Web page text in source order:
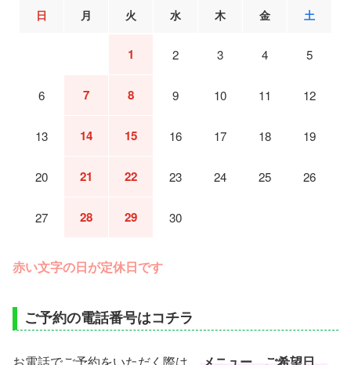
日 月 火 水 木 金 土
1 2 3 4 5
6 7 8 9 10 11 12
13 14 15 16 17 18 19
20 21 22 23 24 25 26
27 28 29 30
赤い文字の日が定休日です
ご予約の電話番号はコチラ
お電話でご予約をいただく際は、
メニュー、ご希望日、